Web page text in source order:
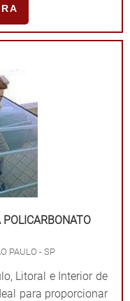
PAULO - SP
Litoral e Interior de
para proporcionar